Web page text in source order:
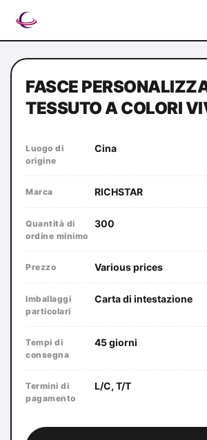
FASCE
TESSUTO A COLORI
Luogo di
origine
Cina
Marca RICHSTAR
Quantità di
ordine minimo
300
Prezzo Various prices
Imballaggi
particolari
Carta di intestazione
Tempi di
consegna
45 giorni
Termini di
pagamento
L/C, T/T